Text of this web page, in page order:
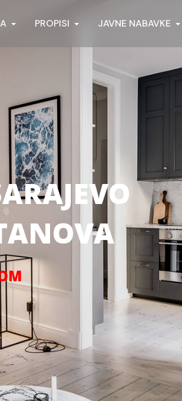
PROPISI JAVNE NABAVKE